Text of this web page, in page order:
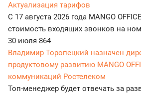
Актуализация тарифов
С 17 августа 2026 года MANGO
стоимость входящих звонков на
30 июля 864
Владимир Торопецкий назначен
продуктовому развитию MANGO
коммуникаций Ростелеком
Топ-менеджер будет отвечать за